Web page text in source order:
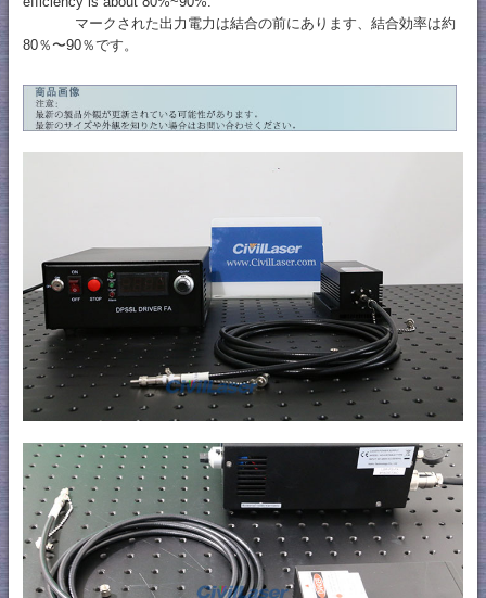
マークされた出力電力は結合の前にあります、結合効率は約
80％〜90％です。